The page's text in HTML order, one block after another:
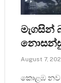
මැගසින්
August 7,
කොළඹ නව